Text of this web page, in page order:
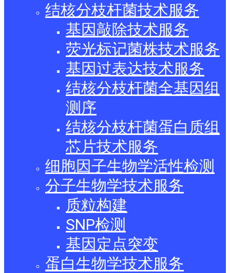
结核分枝杆菌技术服务
基因敲除技术服务
荧光标记菌株技术服务
基因过表达技术服务
结核分枝杆菌全基因组
测序
结核分枝杆菌蛋白质组
芯片技术服务
细胞因子生物学活性检测
分子生物学技术服务
质粒构建
SNP检测
基因定点突变
蛋白生物学技术服务